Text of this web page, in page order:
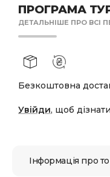
ПРОГРАМА
ДЕТАЛЬНІШЕ ПРО ВСІ
Безкоштовна
Увійди, щоб
Інформація про